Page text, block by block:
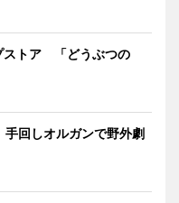
ストア 「どうぶつの
回しオルガンで野外劇